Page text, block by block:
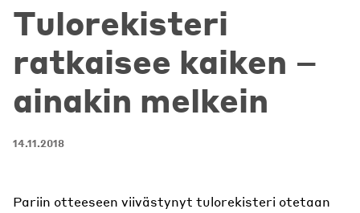
Tulorekisteri
ratkaisee kaiken –
ainakin melkein
14.11.2018
Pariin otteeseen viivästynyt tulorekisteri otetaan